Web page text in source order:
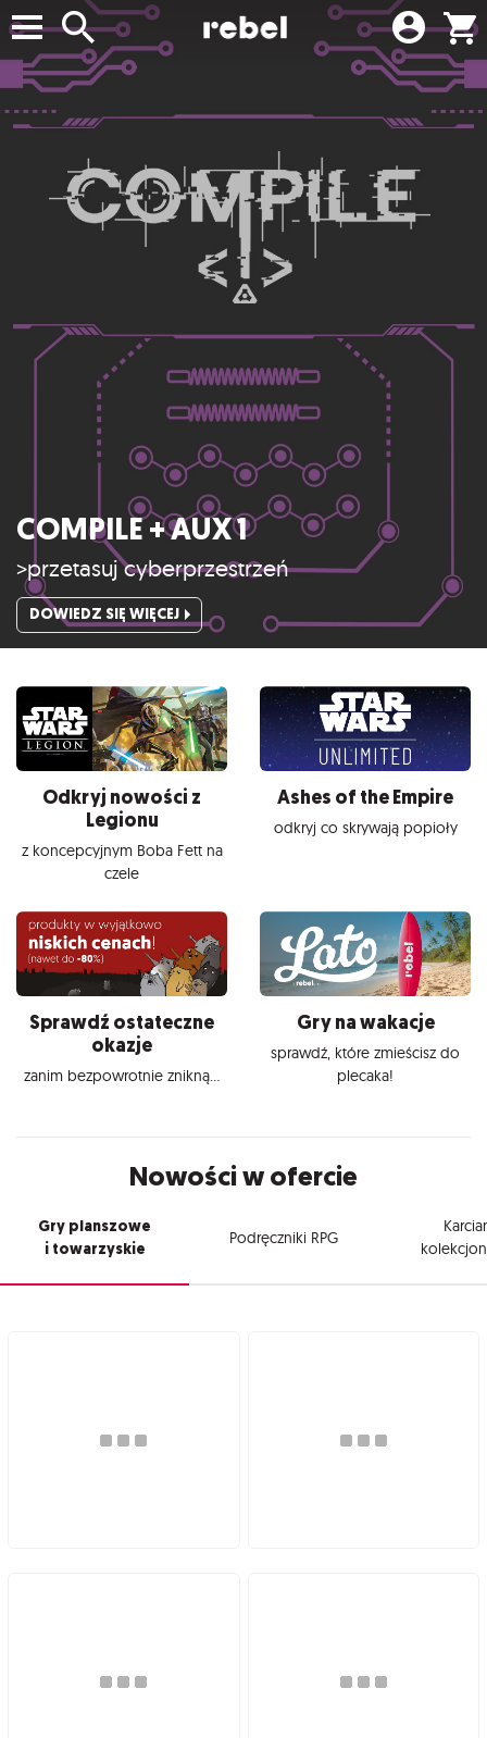
COMPILE + AUX 1
>przetasuj cyberprzestrzeń
DOWIEDZ SIĘ WIĘCEJ
Odkryj nowości z
Legionu
z koncepcyjnym Boba Fett na
czele
Ashes of the Empire
odkryj co skrywają popioły
Sprawdź ostateczne
okazje
zanim bezpowrotnie znikną...
Gry na wakacje
sprawdź, które zmieścisz do
plecaka!
Nowości w ofercie
Gry planszowe
i towarzyskie
Podręczniki RPG